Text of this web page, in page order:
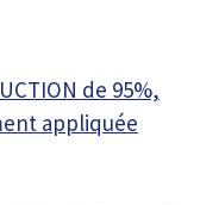
de 95%,
appliquée